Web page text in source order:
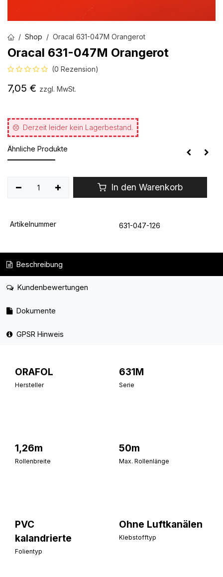
Shop Oracal 631-047M Orangerot
Oracal 631-047M Orangerot
(0 Rezension)
7,05 € zzgl. MwSt.
Derzeit leider kein Lagerbestand.
Ähnliche Produkte
In den Warenkorb
Artikelnummer 631-047-126
Beschreibung
Kundenbewertungen
Dokumente
GPSR Hinweis
ORAFOL
Hersteller
631M
Serie
1,26m
Rollenbreite
50m
Max. Rollenlänge
PVC
kalandrierte
Folientyp
Ohne Luftkanälen
Klebstofftyp